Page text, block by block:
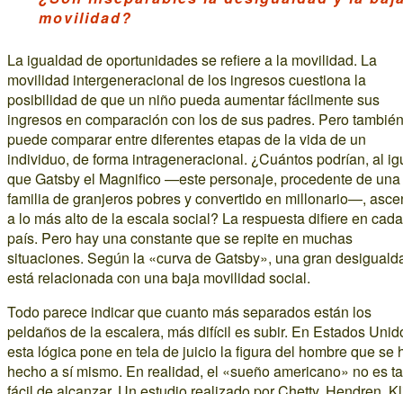
movilidad?
La igualdad de oportunidades se refiere a la movilidad. La
movilidad intergeneracional de los ingresos cuestiona la
posibilidad de que un niño pueda aumentar fácilmente sus
ingresos en comparación con los de sus padres. Pero
puede comparar entre diferentes etapas de la vida de un
individuo, de forma intrageneracional. ¿Cuántos podrían, al
que Gatsby el Magnifico —este personaje, procedente de una
familia de granjeros pobres y convertido en millonario—,
a lo más alto de la escala social? La respuesta difiere en cada
país. Pero hay una constante que se repite en muchas
situaciones. Según la «curva de Gatsby», una gran
está relacionada con una baja movilidad social.
Todo parece indicar que cuanto más separados están los
peldaños de la escalera, más difícil es subir. En Estados
esta lógica pone en tela de juicio la figura del hombre que se
hecho a sí mismo. En realidad, el «sueño americano» no es